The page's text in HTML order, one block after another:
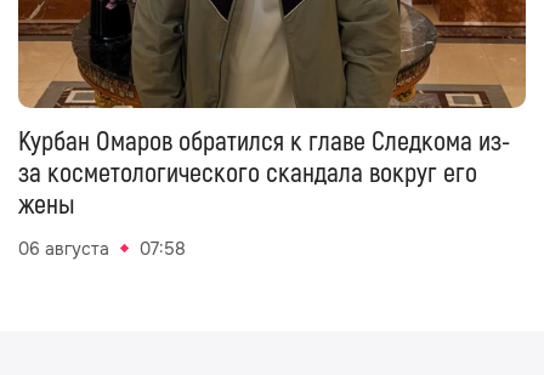
Курбан Омаров обратился к главе Следкома из-
за косметологического скандала вокруг его
жены
06 августа 07:58